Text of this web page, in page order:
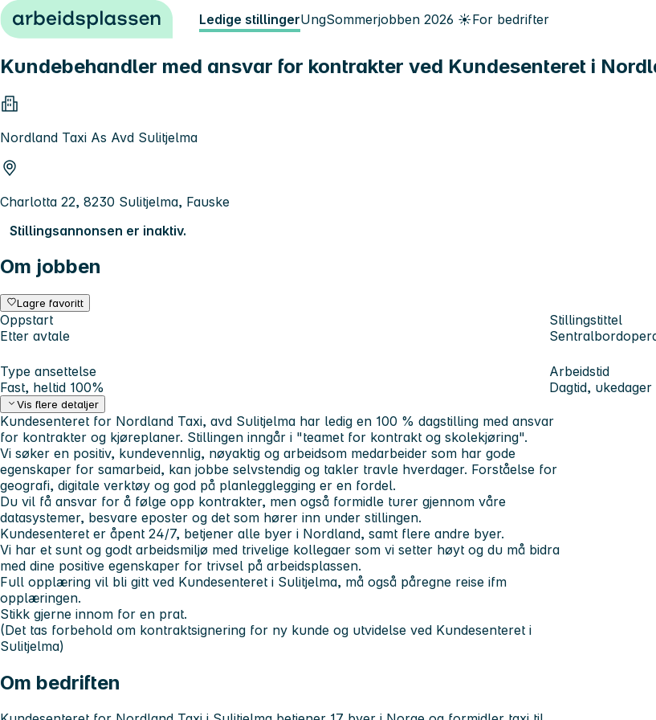
Hopp til innhold Ledige stillingerUngSommerjobben 2026 ☀️For bedrifter
Kundebehandler med ansvar for kontrakter ved Kundesenteret i
Nordland Taxi As Avd Sulitjelma
Charlotta 22, 8230 Sulitjelma, Fauske
Stillingsannonsen er inaktiv.
Om jobben
Lagre favoritt
Oppstart
Etter avtale
Stillingstittel
Type ansettelse
Fast, heltid 100%
Arbeidstid
Dagtid, ukedager
Vis flere detaljer
Kundesenteret for Nordland Taxi, avd Sulitjelma har ledig en 100 % dagstilling med ansvar
for kontrakter og kjøreplaner. Stillingen inngår i "teamet for kontrakt og skolekjøring".
Vi søker en positiv, kundevennlig, nøyaktig og arbeidsom medarbeider som har gode
egenskaper for samarbeid, kan jobbe selvstendig og takler travle hverdager. Forståelse for
geografi, digitale verktøy og god på planlegglegging er en fordel.
Du vil få ansvar for å følge opp kontrakter, men også formidle turer gjennom våre
datasystemer, besvare eposter og det som hører inn under stillingen.
Kundesenteret er åpent 24/7, betjener alle byer i Nordland, samt flere andre byer.
Vi har et sunt og godt arbeidsmiljø med trivelige kollegaer som vi setter høyt og du må bidra
med dine positive egenskaper for trivsel på arbeidsplassen.
Full opplæring vil bli gitt ved Kundesenteret i Sulitjelma, må også påregne reise ifm
opplæringen.
Stikk gjerne innom for en prat.
(Det tas forbehold om kontraktsignering for ny kunde og utvidelse ved Kundesenteret i
Sulitjelma)
Om bedriften